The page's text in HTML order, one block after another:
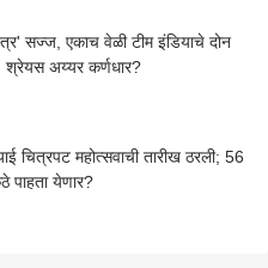
सज्ज, एकाच वेळी टीम इंडियाचे दोन
श्रेयस अय्यर कर्णधार?
चित्रपट महोत्सवाची तारीख ठरली; 56
पाहता येणार?